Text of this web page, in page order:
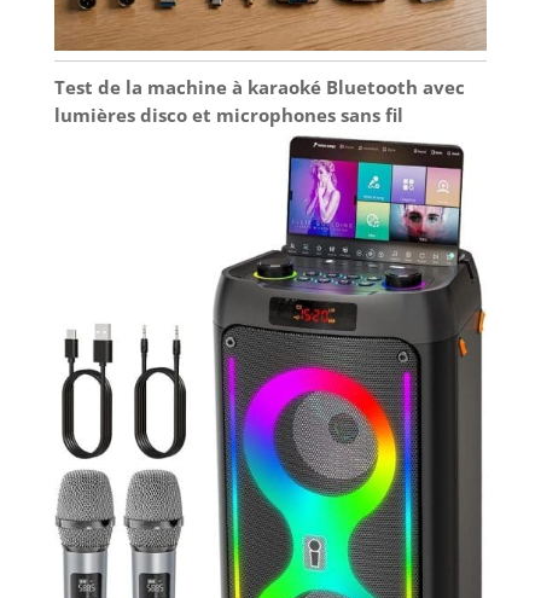
Test de la machine à karaoké Bluetooth avec
lumières disco et microphones sans fil